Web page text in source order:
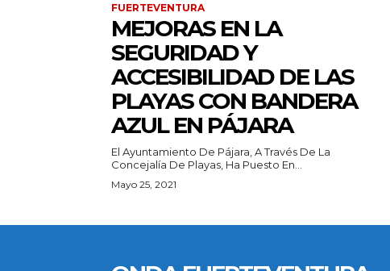
FUERTEVENTURA
MEJORAS EN LA
SEGURIDAD Y
ACCESIBILIDAD DE LAS
PLAYAS CON BANDERA
AZUL EN PÁJARA
El Ayuntamiento De Pájara, A Través De La
Concejalía De Playas, Ha Puesto En...
Mayo 25, 2021